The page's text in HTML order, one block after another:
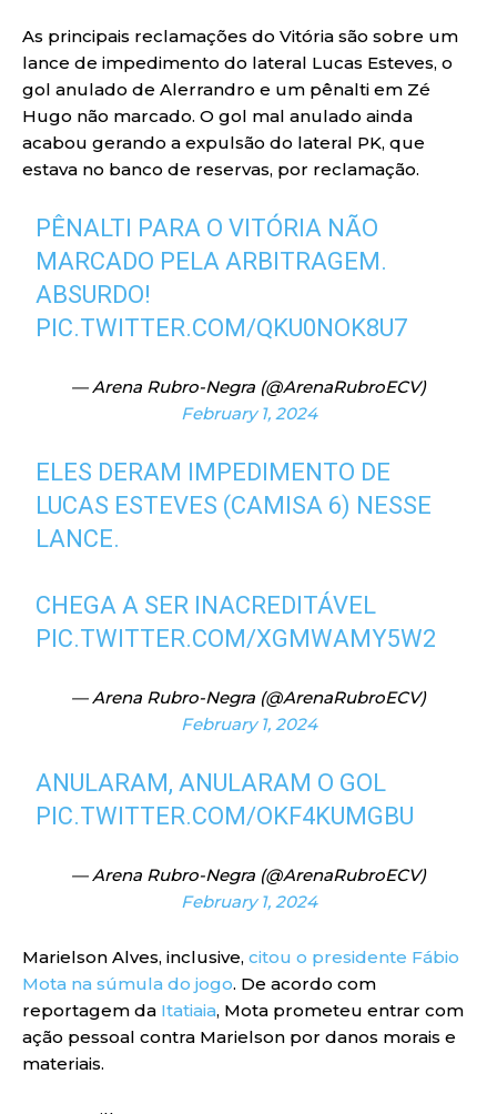
As principais reclamações do Vitória são sobre um
lance de impedimento do lateral Lucas Esteves, o
gol anulado de Alerrandro e um pênalti em Zé
Hugo não marcado. O gol mal anulado ainda
acabou gerando a expulsão do lateral PK, que
estava no banco de reservas, por reclamação.
PÊNALTI PARA O VITÓRIA NÃO
MARCADO PELA ARBITRAGEM.
ABSURDO!
PIC.TWITTER.COM/QKU0NOK8U7
— Arena Rubro-Negra (@ArenaRubroECV)
February 1, 2024
ELES DERAM IMPEDIMENTO DE
LUCAS ESTEVES (CAMISA 6) NESSE
LANCE.
CHEGA A SER INACREDITÁVEL
PIC.TWITTER.COM/XGMWAMY5W2
— Arena Rubro-Negra (@ArenaRubroECV)
February 1, 2024
ANULARAM, ANULARAM O GOL
PIC.TWITTER.COM/OKF4KUMGBU
— Arena Rubro-Negra (@ArenaRubroECV)
February 1, 2024
Marielson Alves, inclusive, citou o presidente Fábio
Mota na súmula do jogo. De acordo com
reportagem da Itatiaia, Mota prometeu entrar com
ação pessoal contra Marielson por danos morais e
materiais.